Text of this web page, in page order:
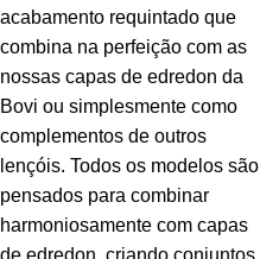
acabamento requintado que
combina na perfeição com as
nossas capas de edredon da
Bovi ou simplesmente como
complementos de outros
lençóis. Todos os modelos são
pensados para combinar
harmoniosamente com capas
de edredon, criando conjuntos